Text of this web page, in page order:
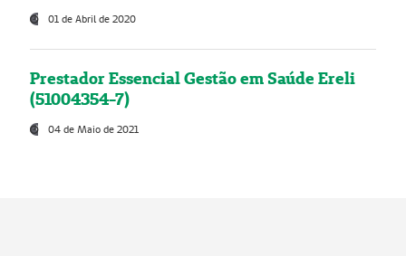
01 de Abril de 2020
Prestador Essencial Gestão em Saúde Ereli
(51004354-7)
04 de Maio de 2021